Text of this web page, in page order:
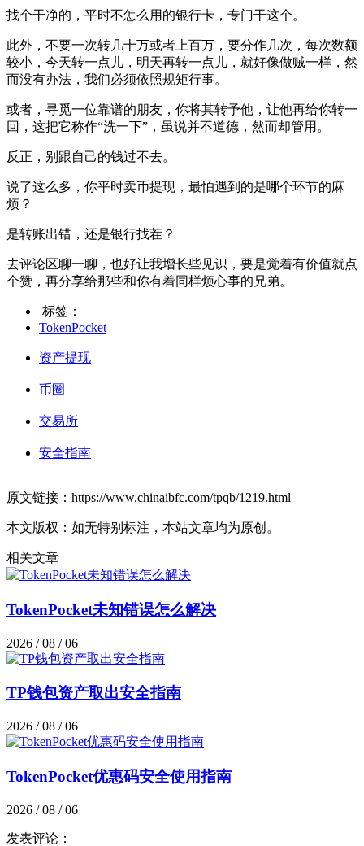
找个干净的，平时不怎么用的银行卡，专门干这个。
此外，不要一次转几十万或者上百万，要分作几次，每次数额
较小，今天转一点儿，明天再转一点儿，就好像做贼一样，然
而没有办法，我们必须依照规矩行事。
或者，寻觅一位靠谱的朋友，你将其转予他，让他再给你转一
回，这把它称作“洗一下”，虽说并不道德，然而却管用。
反正，别跟自己的钱过不去。
说了这么多，你平时卖币提现，最怕遇到的是哪个环节的麻
烦？
是转账出错，还是银行找茬？
去评论区聊一聊，也好让我增长些见识，要是觉着有价值就点
个赞，再分享给那些和你有着同样烦心事的兄弟。
标签：
TokenPocket
资产提现
币圈
交易所
安全指南
原文链接：https://www.chinaibfc.com/tpqb/1219.html
本文版权：如无特别标注，本站文章均为原创。
相关文章
TokenPocket未知错误怎么解决
2026 / 08 / 06
TP钱包资产取出安全指南
2026 / 08 / 06
TokenPocket优惠码安全使用指南
2026 / 08 / 06
发表评论：